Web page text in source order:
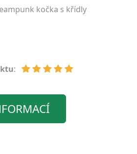
kočka s křídly
: